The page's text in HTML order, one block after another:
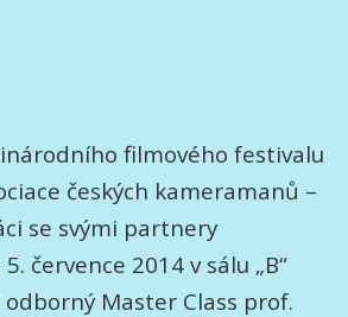
filmového festivalu
českých kameramanů –
se svými partnery
července 2014 v sálu „B“
Master Class prof.